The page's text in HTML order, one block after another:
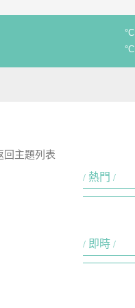
°C
°C
回主題列表
熱門
即時